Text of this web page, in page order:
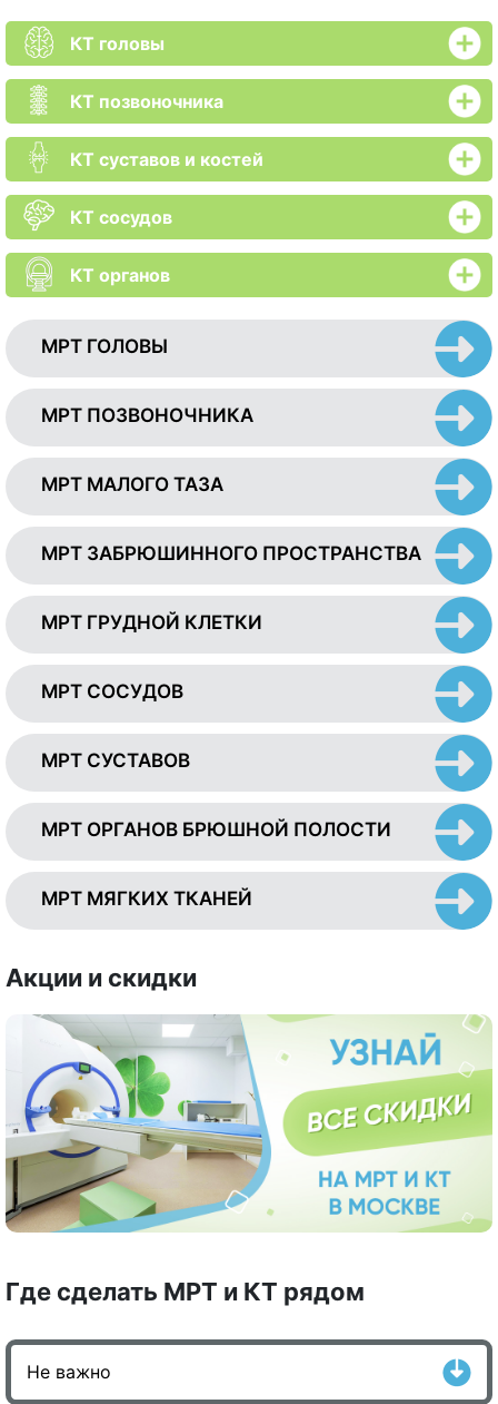
КТ головы
КТ позвоночника
КТ суставов и костей
КТ сосудов
КТ органов
МРТ ГОЛОВЫ
МРТ ПОЗВОНОЧНИКА
МРТ МАЛОГО ТАЗА
МРТ ЗАБРЮШИННОГО ПРОСТРАНСТВА
МРТ ГРУДНОЙ КЛЕТКИ
МРТ СОСУДОВ
МРТ СУСТАВОВ
МРТ ОРГАНОВ БРЮШНОЙ ПОЛОСТИ
МРТ МЯГКИХ ТКАНЕЙ
Акции и скидки
Где сделать МРТ и КТ рядом